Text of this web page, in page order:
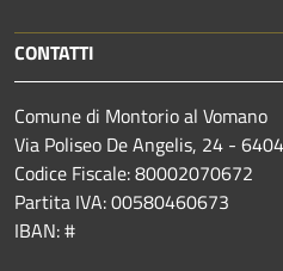
CONTATTI
Comune di Montorio al Vomano
Via Poliseo De Angelis, 24 -
Codice Fiscale: 80002070672
Partita IVA: 00580460673
IBAN: #